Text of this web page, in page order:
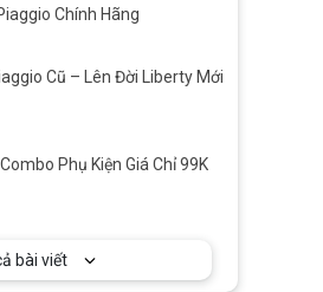
Chính Hãng
Cũ – Lên Đời Liberty Mới
Phụ Kiện Giá Chỉ 99K
bài viết